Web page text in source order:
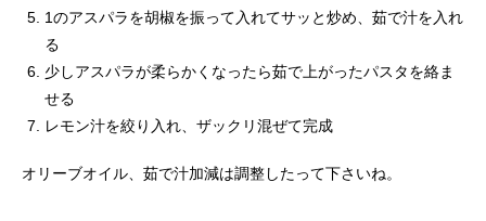
1のアスパラを胡椒を振って入れてサッと炒め、茹で汁を入れ
る
少しアスパラが柔らかくなったら茹で上がったパスタを絡ま
せる
レモン汁を絞り入れ、ザックリ混ぜて完成
オリーブオイル、茹で汁加減は調整したって下さいね。